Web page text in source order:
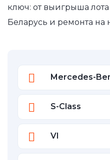
ключ: от выигрыша
Беларусь и ремонта
Mercedes-
S-Class
VI